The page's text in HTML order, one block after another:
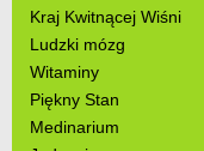
Kraj Kwitnącej Wiśni
Ludzki mózg
Witaminy
Piękny Stan
Medinarium